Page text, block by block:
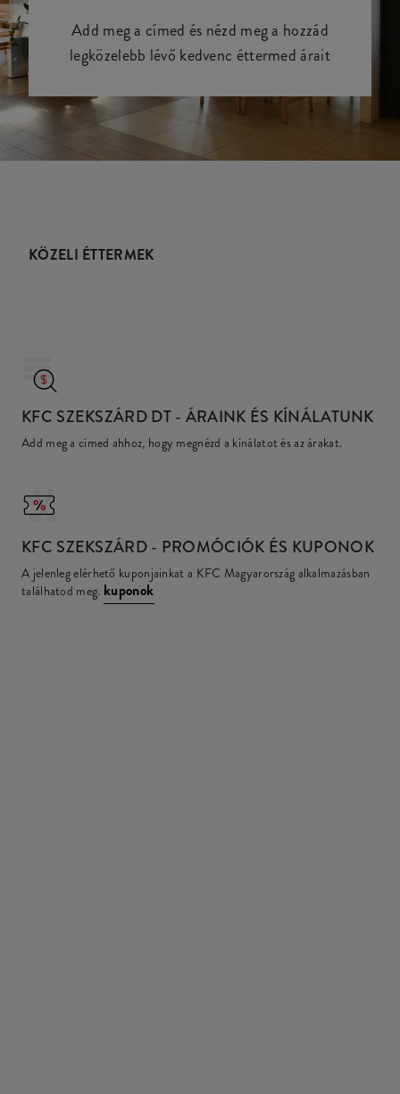
Add meg a címed és nézd meg a hozzád
legközelebb lévő kedvenc éttermed árait
KÖZELI ÉTTERMEK
KFC SZEKSZÁRD DT- ÁRAINK ÉS KÍNÁLATUNK
Add meg a címed ahhoz, hogy megnézd a kínálatot és az árakat.
KFC SZEKSZÁRD - PROMÓCIÓK ÉS KUPONOK
A jelenleg elérhető kuponjainkat a KFC Magyarország alkalmazásban
találhatod meg. kuponok